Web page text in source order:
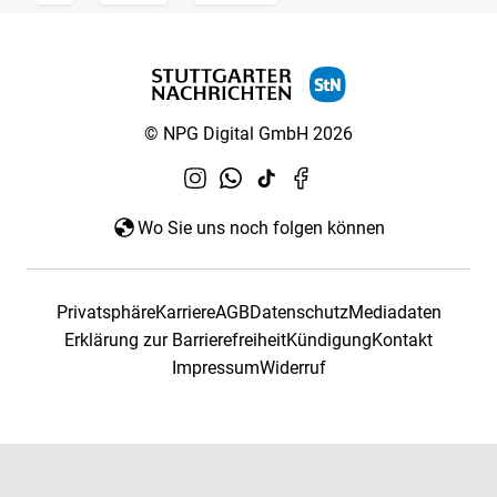
© NPG Digital GmbH 2026
Wo Sie uns noch folgen können
PrivatsphäreKarriereAGBDatenschutzMediadaten
Erklärung zur BarrierefreiheitKündigungKontakt
ImpressumWiderruf